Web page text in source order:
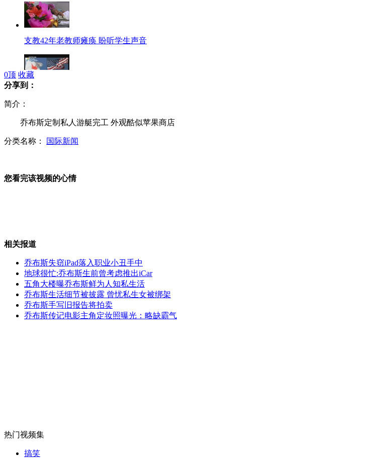
支教42年老教师瘫痪 盼听学生声音
传张惠妹发胖因喝高热量饮品
"榨菜"写成"炸药"台机场忙排爆
汤镇宗漂亮女儿手做蛋糕为父庆生
无痛分娩是否安全 医生回应
0顶 收藏
分享到：
简介：
乔布斯定制私人游艇完工 外观酷似苹果商店
分类名称： 国际新闻
您看完该视频的心情
相关报道
乔布斯失窃iPad落入职业小丑手中
地球很忙:乔布斯生前曾考虑推出iCar
五角大楼曝乔布斯鲜为人知私生活
乔布斯生活细节被披露 曾忧私生女被绑架
乔布斯手写旧报告将拍卖
乔布斯传记电影主角定妆照曝光：略缺霸气
热门视频集
搞笑